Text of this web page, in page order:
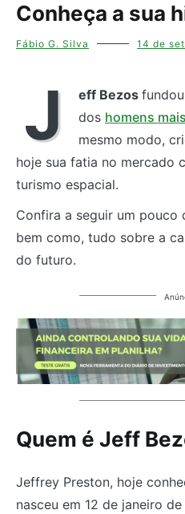
Conheça a sua
Fábio G. Silva 14 de
J eff Bezos
dos homens
mesmo modo,
hoje sua fatia no mercado
turismo espacial.
Confira a seguir um pouco
bem como, tudo sobre a
do futuro.
Quem é Jeff
Jeffrey Preston, hoje
nasceu em 12 de janeiro